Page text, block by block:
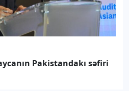
Pakistandakı səfiri